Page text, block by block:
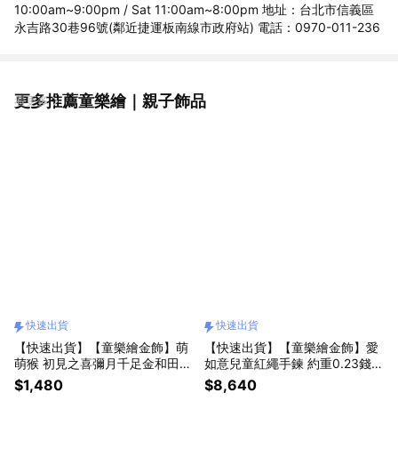
10:00am~9:00pm / Sat 11:00am~8:00pm 地址：台北市信義區
永吉路30巷96號(鄰近捷運板南線市政府站) 電話：0970-011-236
更多推薦童樂繪｜親子飾品
看更多
快速出貨
【快速出貨】【童樂繪金飾】萌
萌猴 初見之喜彌月千足金和田玉
禮盒 (彌月金飾 彌月禮)
$1,480
快速出貨
【快速出貨】【童樂繪金飾】愛
如意兒童紅繩手鍊 約重0.23錢
±0.03 (彌月金飾 彌月禮)
$8,640